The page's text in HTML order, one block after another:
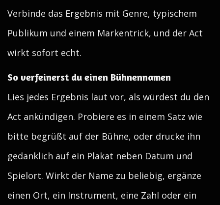
Verbinde das Ergebnis mit Genre, typischem
Publikum und einem Markentrick, und der Act
wirkt sofort echt.
So verfeinerst du einen Bühnennamen
Lies jedes Ergebnis laut vor, als würdest du den
Act ankündigen. Probiere es in einem Satz wie
bitte begrüßt auf der Bühne, oder drucke ihn
gedanklich auf ein Plakat neben Datum und
Spielort. Wirkt der Name zu beliebig, ergänze
einen Ort, ein Instrument, eine Zahl oder ein